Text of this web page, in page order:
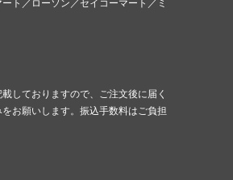
ト／ローソン／セイコーマート／ミ
しておりますので、ご注文後に届く
お願いします。振込手数料はご負担